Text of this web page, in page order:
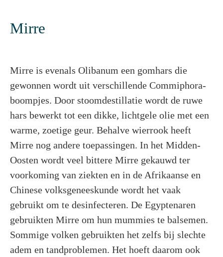
Mirre
Mirre is evenals Olibanum een gomhars die
gewonnen wordt uit verschillende Commiphora-
boompjes. Door stoomdestillatie wordt de ruwe
hars bewerkt tot een dikke, lichtgele olie met een
warme, zoetige geur. Behalve wierrook heeft
Mirre nog andere toepassingen. In het Midden-
Oosten wordt veel bittere Mirre gekauwd ter
voorkoming van ziekten en in de Afrikaanse en
Chinese volksgeneeskunde wordt het vaak
gebruikt om te desinfecteren. De Egyptenaren
gebruikten Mirre om hun mummies te balsemen.
Sommige volken gebruikten het zelfs bij slechte
adem en tandproblemen. Het hoeft daarom ook